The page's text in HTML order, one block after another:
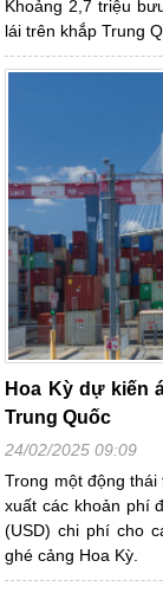
Khoảng 2,7 triệu
lái trên khắp Trung
Hoa Kỳ dự kiến
Trung Quốc
24/02/2025 09:09
Trong một động
xuất các khoản phí
(USD) chi phí cho
ghé cảng Hoa Kỳ.